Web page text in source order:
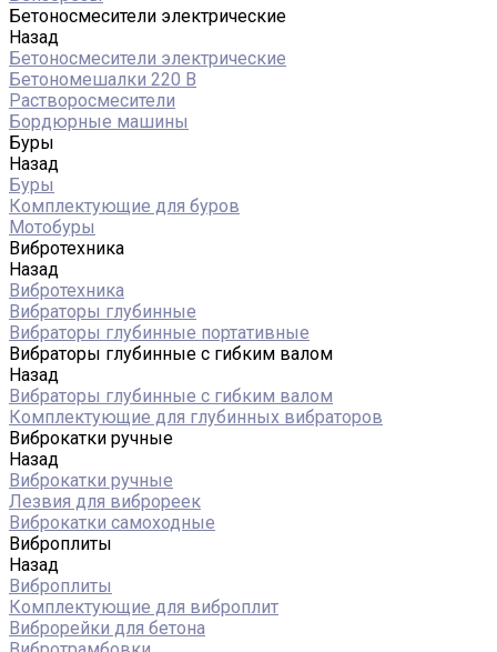
Бетоносмесители электрические
Назад
Бетоносмесители электрические
Бетономешалки 220 В
Растворосмесители
Бордюрные машины
Буры
Назад
Буры
Комплектующие для буров
Мотобуры
Вибротехника
Назад
Вибротехника
Вибраторы глубинные
Вибраторы глубинные портативные
Вибраторы глубинные с гибким валом
Назад
Вибраторы глубинные с гибким валом
Комплектующие для глубинных вибраторов
Виброкатки ручные
Назад
Виброкатки ручные
Лезвия для виброреек
Виброкатки самоходные
Виброплиты
Назад
Виброплиты
Комплектующие для виброплит
Виброрейки для бетона